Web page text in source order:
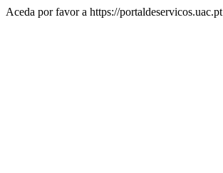
Aceda por favor a https://portaldeservicos.uac.pt